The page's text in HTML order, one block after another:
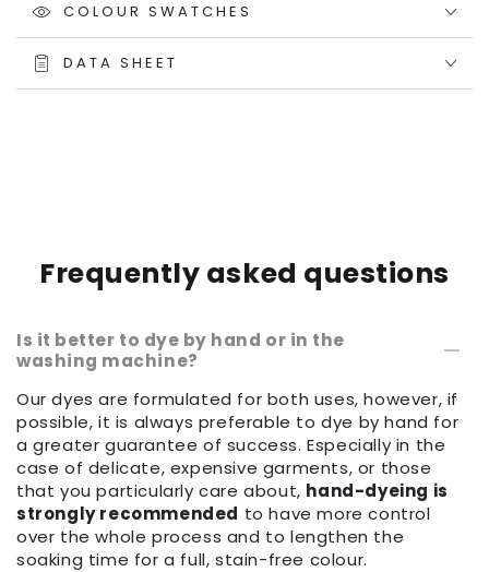
COLOUR SWATCHES
DATA SHEET
Frequently asked questions
Is it better to dye by hand or in the
washing machine?
Our dyes are formulated for both uses, however, if
possible, it is always preferable to dye by hand for
a greater guarantee of success. Especially in the
case of delicate, expensive garments, or those
that you particularly care about, hand-dyeing is
strongly recommended to have more control
over the whole process and to lengthen the
soaking time for a full, stain-free colour.